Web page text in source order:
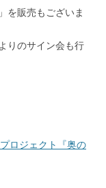
を販売もございま
りのサイン会も行
ロジェクト『奥の